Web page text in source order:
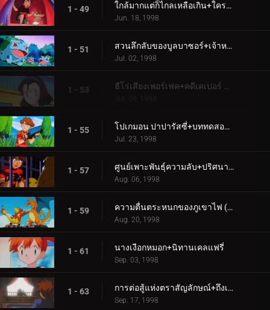
1 - 49 ใกล้มากแต่ก็ไกลเหลือเกิน+ใครจะเป็นคนเก็บโทเกปีไว้?
Jun. 18, 1998
1 - 51 สวนลึกลับของบูลบาซอร์+เจ้าหญิงปะทะเจ้าหญิง
Jul. 02, 1998
1 - 53
Jul. 09, 1998
1 - 55 โปเกมอน ปาปารัสซี่+บททดสอบขั้นสุดยอด
Jul. 23, 1998
1 - 57 ศูนย์เพาะพันธุ์ความลับ+ปริศนาฉันนี้ (1)
Aug. 06, 1998
1 - 59 ความตื่นตระหนกของภูเขาไฟ (2)+บลาซตัวส์ว่างเปล่าที่ชายหาด
Aug. 20, 1998
1 - 61 นางเงือกหมอก+นิทานเคลแฟรี่
Sep. 03, 1998
1 - 63 การต่อสู้แห่งตราสัญลักษณ์+ถึงเวลามิสเตอร์ไมม์แล้ว!
Sep. 17, 1998